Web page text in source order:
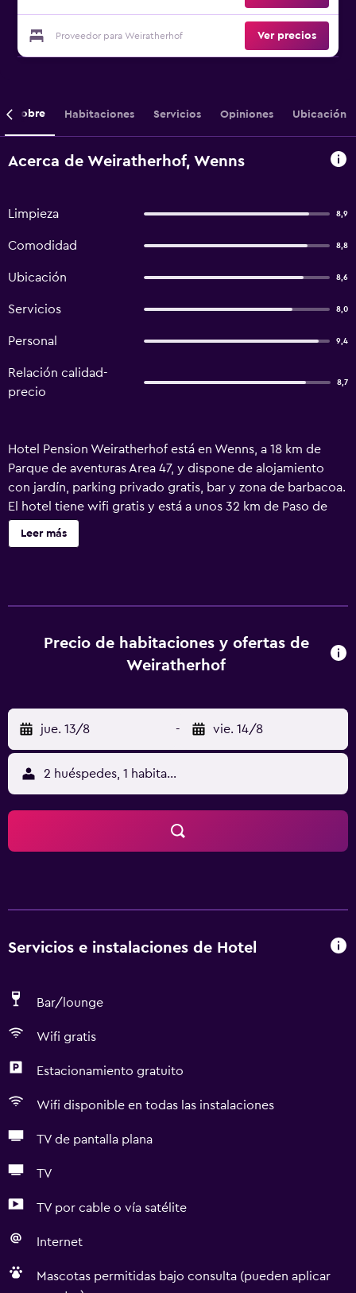
Proveedor para Weiratherhof Ver precios
Sobre Habitaciones Servicios Opiniones Ubicación
Acerca de Weiratherhof, Wenns
Limpieza 8,9
Comodidad 8,8
Ubicación 8,6
Servicios 8,0
Personal 9,4
Relación calidad-
precio
8,7
Hotel Pension Weiratherhof está en Wenns, a 18 km de
Parque de aventuras Area 47, y dispone de alojamiento
con jardín, parking privado gratis, bar y zona de barbacoa.
El hotel tiene wifi gratis y está a unos 32 km de Paso de
Fern y a 35 km de Golfpark Mieminger Plateau. El
alojamiento ofrece recepción 24 horas, cajero automático
Lermoos está a 43 km del alojamiento. El aeropuerto
(Aeropuerto de Innsbruck) está a 58 km.
Leer más
Precio de habitaciones y ofertas de
Weiratherhof
jue. 13/8 - vie. 14/8
2 huéspedes, 1 habitación
Servicios e instalaciones de Hotel
Bar/lounge
Wifi gratis
Estacionamiento gratuito
Wifi disponible en todas las instalaciones
TV de pantalla plana
TV
TV por cable o vía satélite
Internet
Mascotas permitidas bajo consulta (pueden aplicar